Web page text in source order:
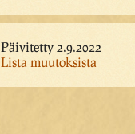
Päivitetty 2.9.2022
Lista muutoksista